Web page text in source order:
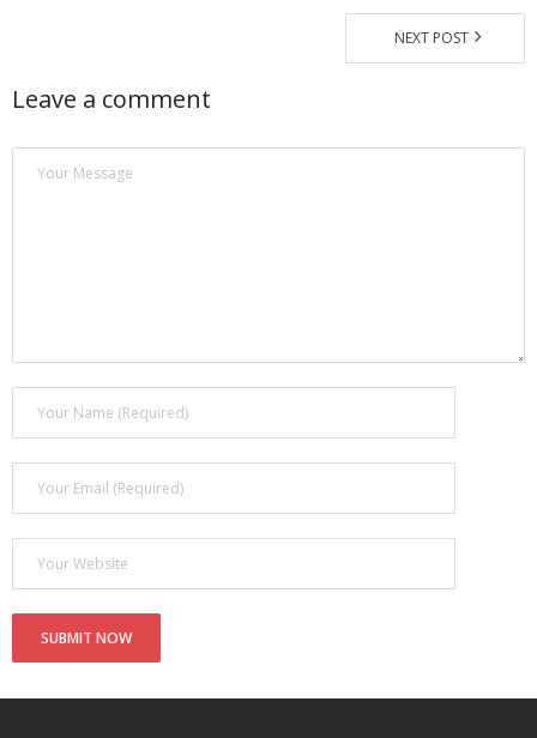
- Аудиосистема для открытой площадки. Секреты
- Покупка усилителя после апгрейда. Случай с Амфитоном
Cart (0Items)
NEXT POST
Leave a comment